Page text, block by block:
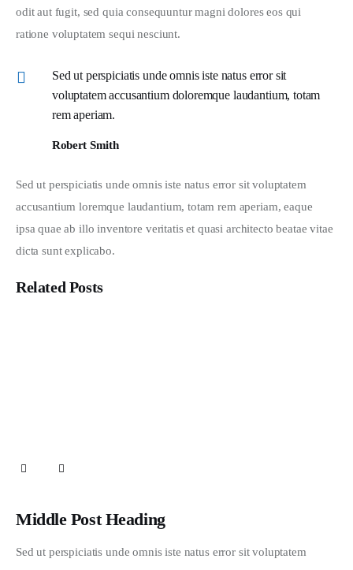
odit aut fugit, sed quia consequuntur magni dolores eos qui
ratione voluptatem sequi nesciunt.
Sed ut perspiciatis unde omnis iste natus error sit
voluptatem accusantium doloremque laudantium, totam
rem aperiam.
Robert Smith
Sed ut perspiciatis unde omnis iste natus error sit voluptatem
accusantium loremque laudantium, totam rem aperiam, eaque
ipsa quae ab illo inventore veritatis et quasi architecto beatae vitae
dicta sunt explicabo.
Related Posts
Middle Post Heading
Sed ut perspiciatis unde omnis iste natus error sit voluptatem